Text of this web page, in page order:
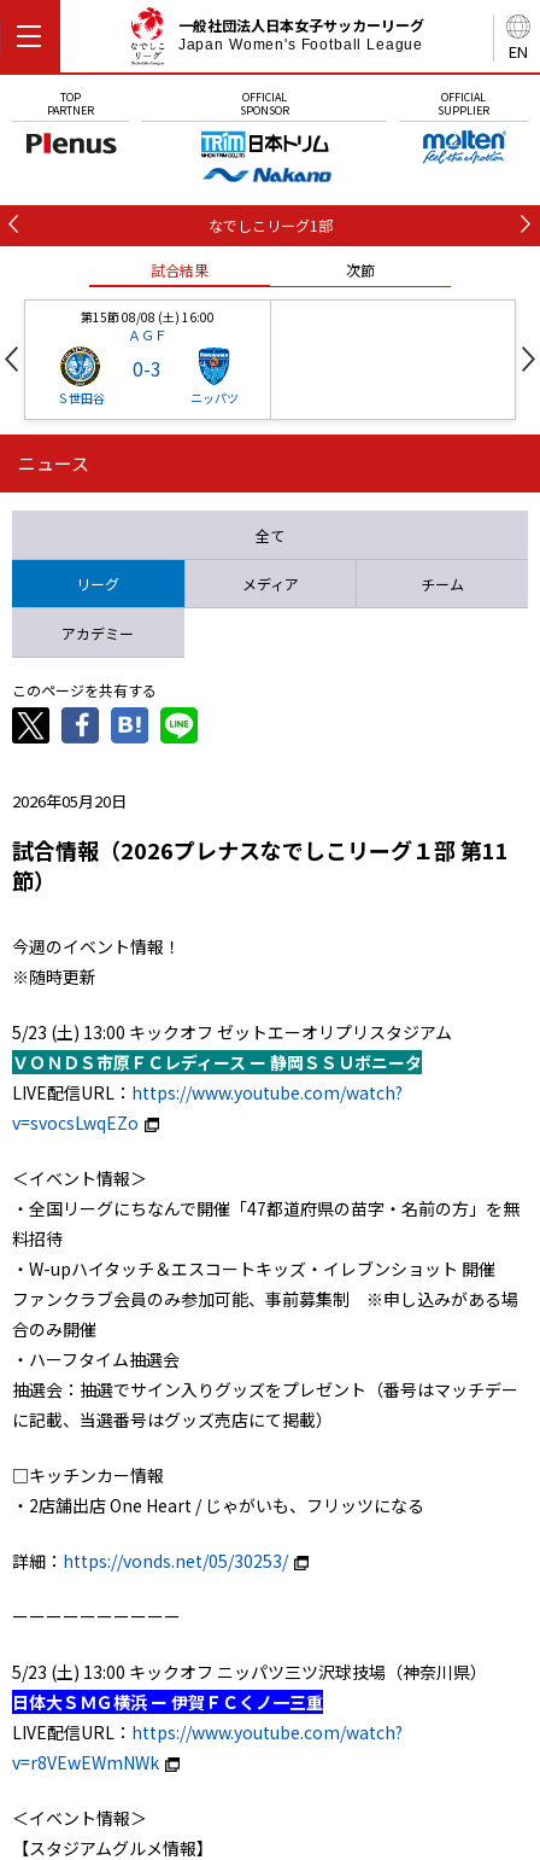
EN
一般社団法人日本女子サッカーリーグ
Japan Women's Football League
TOP
PARTNER
OFFICIAL
SPONSOR
OFFICIAL
SUPPLIER
なでしこリーグ1部
試合結果 次節
第15節 08/08 (土) 16:00
ＡＧＦ
Ｓ世田谷
0-3
ニッパツ
第16節 09/05 (土) 15:00
ニッパツ 石人の星
ニュース
全て
リーグ メディア チーム
アカデミー
このページを共有する
2026年05月20日
試合情報（2026プレナスなでしこリーグ１部 第11
節）
今週のイベント情報！
※随時更新
5/23 (土) 13:00 キックオフ ゼットエーオリプリスタジアム
ＶＯＮＤＳ市原ＦＣレディース ー 静岡ＳＳＵボニータ
LIVE配信URL： https://www.youtube.com/watch?
v=svocsLwqEZo
＜イベント情報＞
・全国リーグにちなんで開催「47都道府県の苗字・名前の方」を無
料招待
・W-upハイタッチ＆エスコートキッズ・イレブンショット 開催
ファンクラブ会員のみ参加可能、事前募集制 ※申し込みがある場
合のみ開催
・ハーフタイム抽選会
抽選会：抽選でサイン入りグッズをプレゼント（番号はマッチデー
に記載、当選番号はグッズ売店にて掲載）
□キッチンカー情報
・2店舗出店 One Heart / じゃがいも、フリッツになる
詳細： https://vonds.net/05/30253/
ーーーーーーーーーー
5/23 (土) 13:00 キックオフ ニッパツ三ツ沢球技場（神奈川県）
日体大ＳＭＧ横浜 ー 伊賀ＦＣくノ一三重
LIVE配信URL： https://www.youtube.com/watch?
v=r8VEwEWmNWk
＜イベント情報＞
【スタジアムグルメ情報】